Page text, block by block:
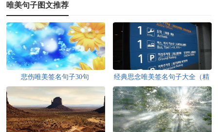
唯美句子图文推荐
悲伤唯美签名句子30句
经典思念唯美签名句子大全（精
选80句）